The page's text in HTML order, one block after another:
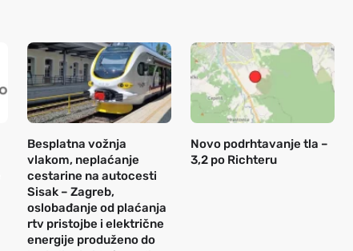
Besplatna vožnja
vlakom, neplaćanje
cestarine na autocesti
Sisak – Zagreb,
oslobađanje od plaćanja
rtv pristojbe i električne
energije produženo do
Novo podrhtavanje tla –
3,2 po Richteru